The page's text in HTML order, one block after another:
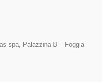
spa, Palazzina B – Foggia